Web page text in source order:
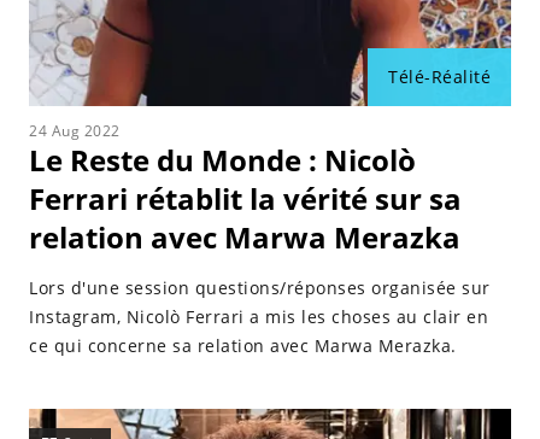
Télé-Réalité
24 Aug 2022
Le Reste du Monde : Nicolò
Ferrari rétablit la vérité sur sa
relation avec Marwa Merazka
Lors d'une session questions/réponses organisée sur
Instagram, Nicolò Ferrari a mis les choses au clair en
ce qui concerne sa relation avec Marwa Merazka.